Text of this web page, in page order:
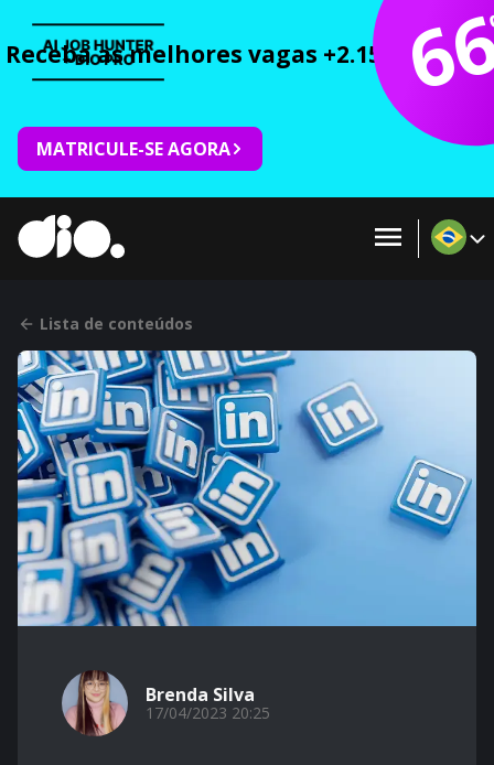
Receba as melhores vagas +2.150 cursos
MATRICULE-SE AGORA
Lista de conteúdos
Brenda Silva
17/04/2023 20:25